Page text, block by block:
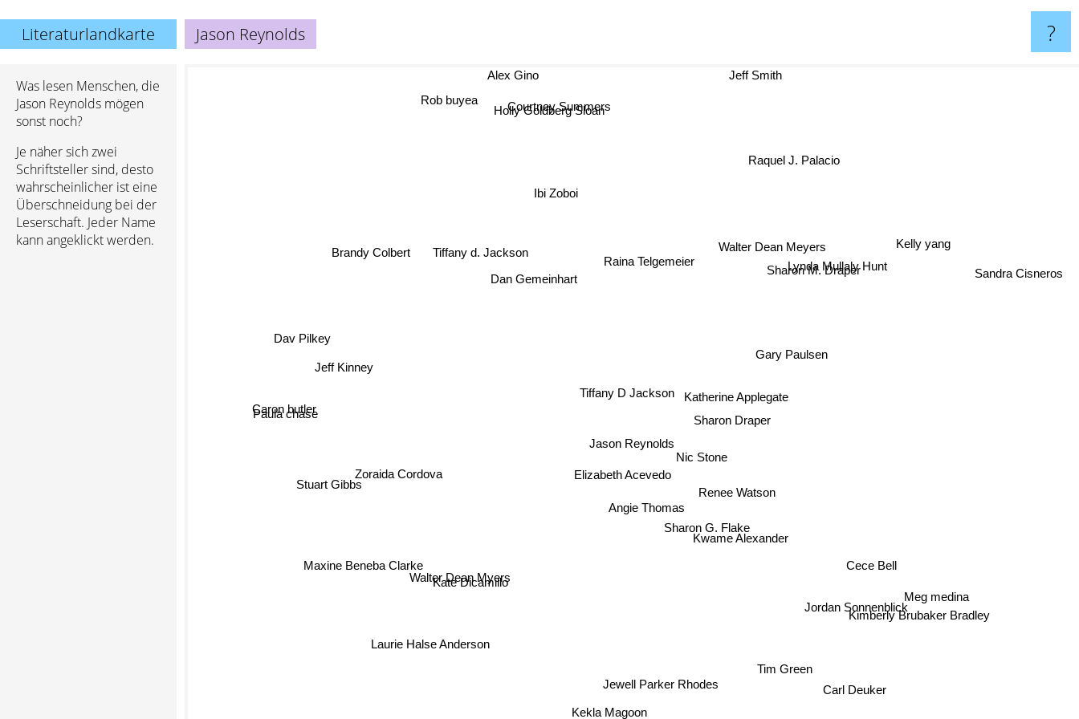
Literaturlandkarte Jason Reynolds ?
Was lesen Menschen, die
Jason Reynolds mögen
sonst noch?
Je näher sich zwei
Schriftsteller sind, desto
wahrscheinlicher ist eine
Überschneidung bei der
Leserschaft. Jeder Name
kann angeklickt werden.
Jason Reynolds
Kwame Alexander
Angie Thomas
Nic Stone
Sharon Draper
Tiffany D Jackson
Elizabeth Acevedo
Katherine Applegate
Sharon G. Flake
Renee Watson
Gary Paulsen
Tim Green
Raina Telgemeier
Meg medina
Cece Bell
Tiffany d. Jackson
Kate Dicamillo
Jewell Parker Rhodes
Jordan Sonnenblick
Laurie Halse Anderson
Lynda Mullaly Hunt
Dan Gemeinhart
Sharon M. Draper
Zoraida Cordova
Jeff Kinney
Brandy Colbert
Carl Deuker
Maxine Beneba Clarke
Walter Dean Meyers
Stuart Gibbs
Walter Dean Myers
Sandra Cisneros
Raquel J. Palacio
Ibi Zoboi
Caron butler
Paula chase
Courtney Summers
Kimberly Brubaker Bradley
Dav Pilkey
Holly Goldberg Sloan
Rob buyea
Kelly yang
Jeff Smith
Alex Gino